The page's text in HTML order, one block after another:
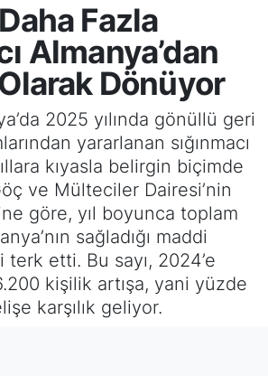
Fazla
Almanya’dan
Dönüyor
2025 yılında gönüllü geri
yararlanan sığınmacı
kıyasla belirgin biçimde
ve Mülteciler Dairesi’nin
göre, yıl boyunca toplam
sağladığı maddi
etti. Bu sayı, 2024’e
kişilik artışa, yani yüzde
karşılık geliyor.
ve Fikstür